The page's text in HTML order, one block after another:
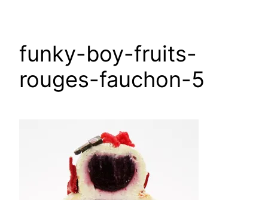
funky-boy-fruits-
rouges-fauchon-5